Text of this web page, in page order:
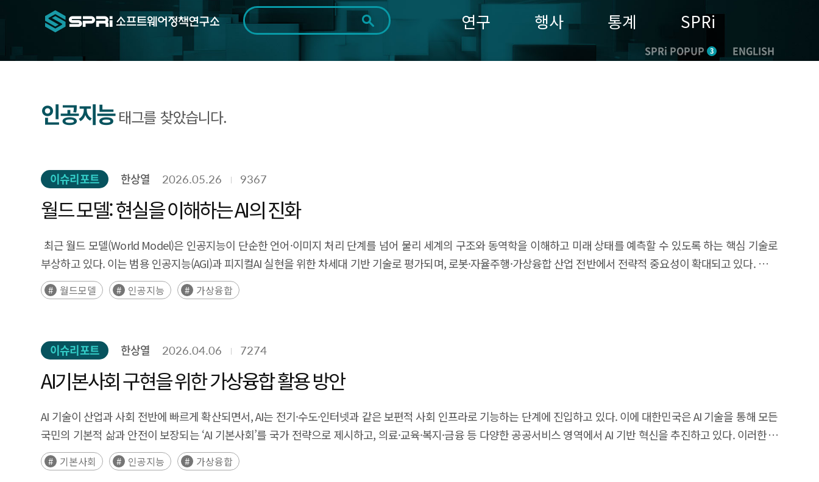
기간 전체 1일 1주 1개월 3개월 1년
연구 행사 통계 SPRi
SPRi POPUP 3 ENGLISH
인공지능태그를 찾았습니다.
이슈리포트 한상열 2026.05.26 9367
월드 모델: 현실을 이해하는 AI의 진화
​​​​​​ 최근 월드 모델(World Model)은 인공지능이 단순한 언어·이미지 처리 단계를 넘어 물리 세계의 구조와 동역학을 이해하고 미래 상태를 예측할 수 있도록 하는 핵심 기술로
부상하고 있다. 이는 범용 인공지능(AGI)과 피지컬AI 실현을 위한 차세대 기반 기술로 평가되며, 로봇·자율주행·가상융합 산업 전반에서 전략적 중요성이 확대되고 있다. 월드
모델은 인간의 멘탈 모델과 유사하게 환경에 대한 이해와 미래 예측을 기반으로 다양한 시나리오를 사전에 시뮬레이션하고 최적의 의사결정을 지원한다. 기술적으로 월드
모델은 명시적, 암묵적, 시뮬레이터 기반, 하이브리드형 등 다양한 패러다임으로 발전하고 있으며, 비디오 생성, 자율주행, 자율 에이전트 등 목적별로도 세분화될 수 있다. 최근
대규모 행동 데이터를 합성 데이터와 가상 시뮬레이션으로 보완함으로써 로봇과 자율 시스템의 학습 비용을 줄이고, 위험한 실제 검증 과정을 대체할 수 있다. 이를 통해 보다
안전하고 효율적인AI 시스템 개발이 가능해진다. 정책적으로 한국은 제조업 기반의 풍부한 산업 데이터를 활용해 제조 특화 물리 데이터셋과 고충실도 가상환경을 구축하고,
Sim-to-Real 정합성 확보, 도메인 특화 월드 모델 개발 등을 추진할 필요가 있다. 또한 VLA, 시뮬레이션, 제조 데이터를 통합한 국가 차원의 연구개발 체계를 마련함으로써
글로벌 월드 모델 경쟁력을 확보해야 한다. 결론적으로 월드 모델은 향후 AI 산업의 핵심 인프라이자 피지컬AI, 자율주행, 가상융합 발전을 견인할 중요 기술로서, 기술 혁신과
산업 생태계, 국가 정책 차원의 선제적 대응이 요구된다. Executive Summary Recent world models have emerged as a critical technology enabling artificial intelligence
to move beyond simple language and image processing toward understanding the structure and dynamics of the physical world and predicting future states.
They are increasingly regarded as next-generation foundational technologies for achieving Artificial General Intelligence (AGI) and Physical AI, while their strategic
월드모델 인공지능 가상융합
이슈리포트 한상열 2026.04.06 7274
AI기본사회 구현을 위한 가상융합 활용 방안
AI 기술이 산업과 사회 전반에 빠르게 확산되면서, AI는 전기·수도·인터넷과 같은 보편적 사회 인프라로 기능하는 단계에 진입하고 있다. 이에 대한민국은 AI 기술을 통해 모든
국민의 기본적 삶과 안전이 보장되는 ‘AI 기본사회’를 국가 전략으로 제시하고, 의료·교육·복지·금융 등 다양한 공공서비스 영역에서 AI 기반 혁신을 추진하고 있다. 이러한 AI
기본사회는 기술 발전의 성과가 특정 집단에 집중되지 않고 모든 국민에게 공정하게 제공되는 포용적 사회 구현을 목표로 하며, 이를 위해서는 AI 서비스를 국민이 실제 생활
속에서 체감할 수 있는 실행 인프라가 필요하다. 이 과정에서 XR, 디지털 트윈 등 가상융합은 현실과 디지털 세계를 연결하는 공간적 인터페이스로서 중요한 역할을 수행할 수
기본사회 인공지능 가상융합